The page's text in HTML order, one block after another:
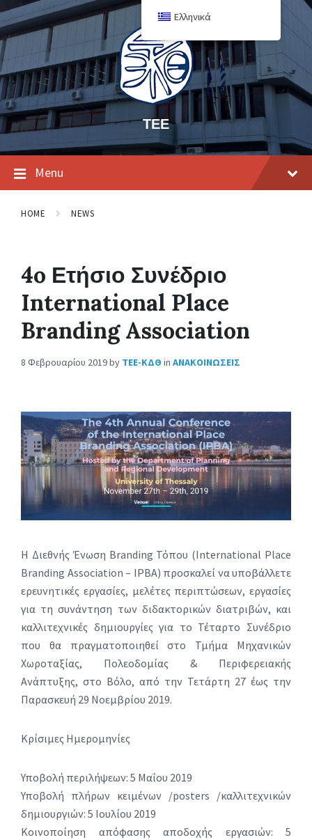
ΤΕΕ
Menu
HOME NEWS
4o Ετήσιο Συνέδριο
International Place
Branding Association
8 Φεβρουαρίου 2019by ΤΕΕ-ΚΔΘ in ΑΝΑΚΟΙΝΩΣΕΙΣ
Η Διεθνής Ένωση Branding Τόπου (International Place
Branding Association – IPBA) προσκαλεί να υποβάλλετε
ερευνητικές εργασίες, μελέτες περιπτώσεων, εργασίες
για τη συνάντηση των διδακτορικών διατριβών, και
καλλιτεχνικές δημιουργίες για το Τέταρτο Συνέδριο
που θα πραγματοποιηθεί στο Τμήμα Μηχανικών
Χωροταξίας, Πολεοδομίας & Περιφερειακής
Ανάπτυξης, στο Βόλο, από την Τετάρτη 27 έως την
Παρασκευή 29 Νοεμβρίου 2019.
Κρίσιμες Ημερομηνίες
Υποβολή περιλήψεων: 5 Μαΐου 2019
Υποβολή πλήρων κειμένων /posters /καλλιτεχνικών
δημιουργιών: 5 Ιουλίου 2019
Κοινοποίηση απόφασης αποδοχής εργασιών: 5
Ελληνικά